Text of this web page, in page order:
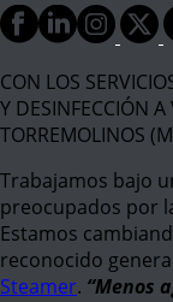
CON LOS
Y DESINFECCIÓN
TORREMOLINOS
Trabajamos bajo
preocupados por
Estamos
reconocido
Steamer. “Menos